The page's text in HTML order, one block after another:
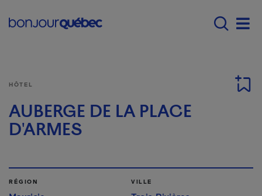
Main navigation -
HÔTEL
AUBERGE DE LA PLACE
D'ARMES
RÉGION VILLE